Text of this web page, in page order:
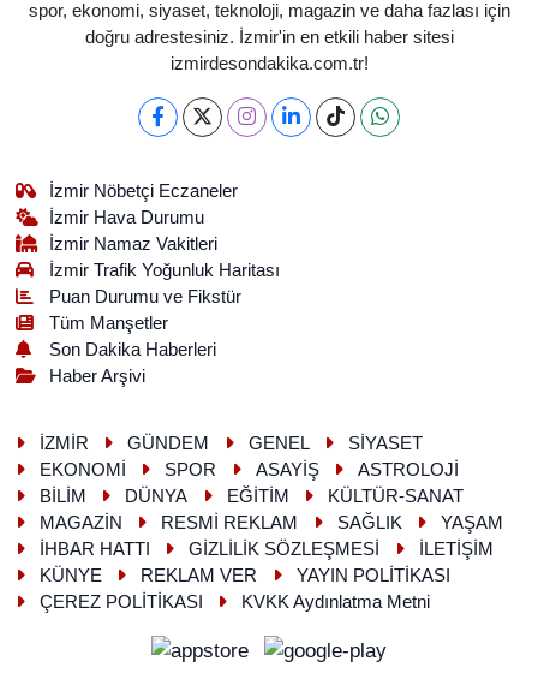
spor, ekonomi, siyaset, teknoloji, magazin ve daha fazlası için
doğru adrestesiniz. İzmir'in en etkili haber sitesi
izmirdesondakika.com.tr!
İzmir Nöbetçi Eczaneler
İzmir Hava Durumu
İzmir Namaz Vakitleri
İzmir Trafik Yoğunluk Haritası
Puan Durumu ve Fikstür
Tüm Manşetler
Son Dakika Haberleri
Haber Arşivi
İZMİR GÜNDEM GENEL
SİYASET
EKONOMİ
SPOR ASAYİŞ
ASTROLOJİ
BİLİM
DÜNYA EĞİTİM
KÜLTÜR-SANAT
MAGAZİN
RESMİ REKLAM SAĞLIK
YAŞAM
İHBAR HATTI
GİZLİLİK SÖZLEŞMESİ
İLETİŞİM
KÜNYE
REKLAM VER
YAYIN POLİTİKASI
ÇEREZ POLİTİKASI
KVKK Aydınlatma Metni